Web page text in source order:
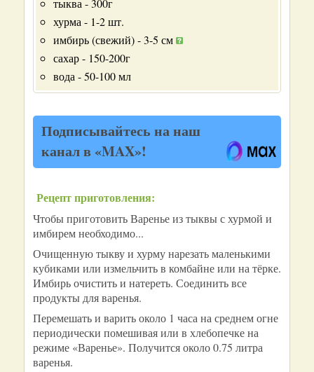
тыква - 300г
хурма - 1-2 шт.
имбирь (свежий) - 3-5 см
сахар - 150-200г
вода - 50-100 мл
Подписывайтесь на наш
канал в «MAX»!
Рецепт приготовления:
Чтобы приготовить Варенье из тыквы с хурмой и
имбирем необходимо...
Очищенную тыкву и хурму нарезать маленькими
кубиками или измельчить в комбайне или на тёрке.
Имбирь очистить и натереть. Соединить все
продукты для варенья.
Перемешать и варить около 1 часа на среднем огне
периодически помешивая или в хлебопечке на
режиме «Варенье». Получится около 0.75 литра
варенья.